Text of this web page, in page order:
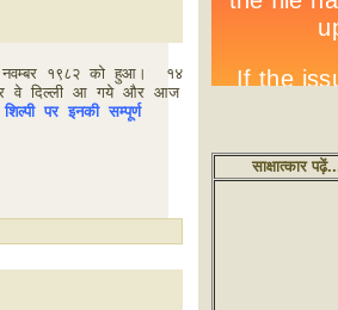
नवम्बर १९८२ को हुआ।  १४
वे दिल्ली आ गये और आज
शिल्पी पर इनकी सम्पूर्ण
साक्षात्कार